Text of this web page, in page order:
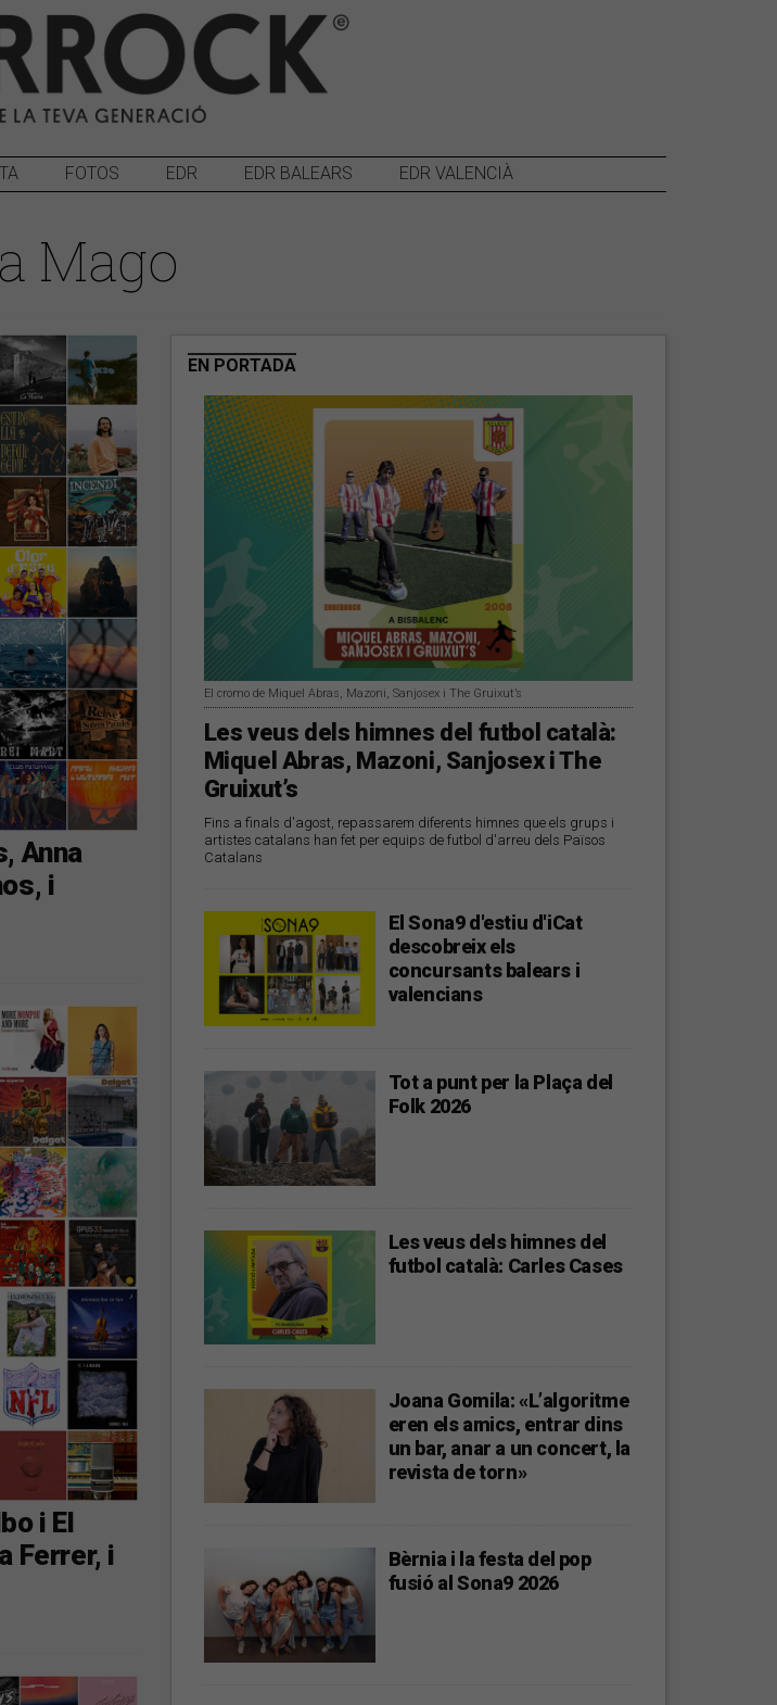
FOTOS EDR EDR BALEARS EDR VALENCIÀ
Mago
Anna
i
i El
Ferrer, i
EN PORTADA
El cromo de Miquel Abras, Mazoni, Sanjosex i The Gruixut’s
Les veus dels himnes del futbol català:
Miquel Abras, Mazoni, Sanjosex i The
Gruixut’s
Fins a finals d'agost, repassarem diferents himnes que els grups i
artistes catalans han fet per equips de futbol d'arreu dels Països
Catalans
El Sona9 d'estiu d'iCat
descobreix els
concursants balears i
valencians
Tot a punt per la Plaça del
Folk 2026
Les veus dels himnes del
futbol català: Carles Cases
Joana Gomila: «L’algoritme
eren els amics, entrar dins
un bar, anar a un concert, la
revista de torn»
Bèrnia i la festa del pop
fusió al Sona9 2026